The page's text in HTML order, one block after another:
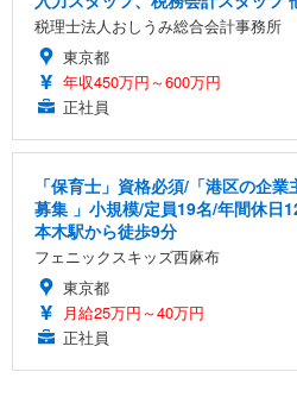
税理士法人おしうみ総合会計事務所
東京都
年収450万円～600万円
正社員
「保育士」資格必須/「港区の企
募集 」小規模/定員19名/年間休日
本木駅から徒歩9分
フェニックスキッズ西麻布
東京都
月給25万円～40万円
正社員